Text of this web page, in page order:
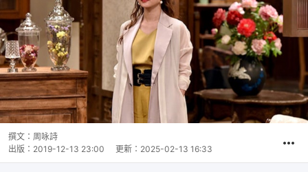
撰文： 周咏詩
出版： 2019-12-13 23:00 更新： 2025-02-13 16:33